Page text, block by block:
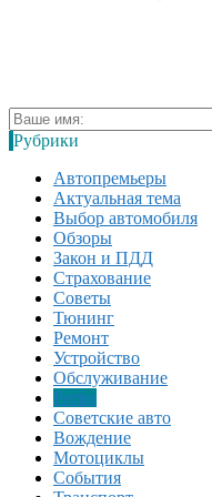
Рубрики
Автопремьеры
Актуальная тема
Выбор автомобиля
Обзоры
Закон и ПДД
Страхование
Советы
Тюнинг
Ремонт
Устройство
Обслуживание
Ретро
Советские авто
Вождение
Мотоциклы
События